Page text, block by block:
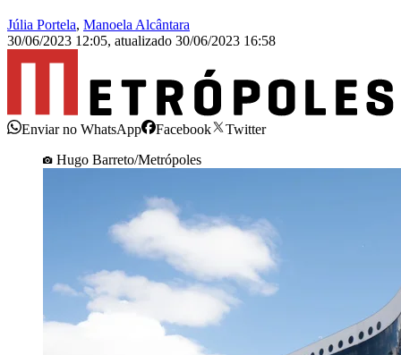
Júlia Portela, Manoela Alcântara
30/06/2023 12:05, atualizado 30/06/2023 16:58
Enviar no WhatsApp Facebook
Twitter
Hugo Barreto/Metrópoles